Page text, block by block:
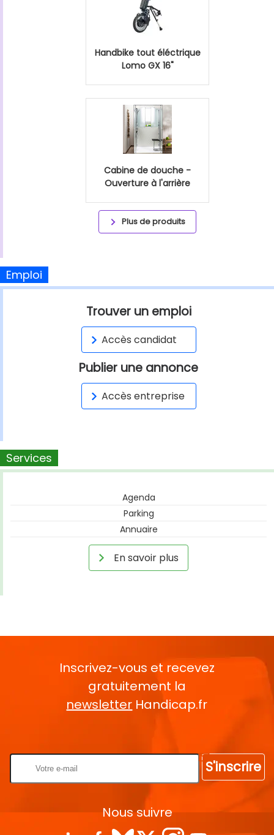
Handbike tout éléctrique
Lomo GX 16"
Cabine de douche -
Ouverture à l'arrière
Plus de produits
Emploi
Trouver un emploi
Accès candidat
Publier une annonce
Accès entreprise
Services
Agenda
Parking
Annuaire
En savoir plus
Inscrivez-vous et recevez
gratuitement la
newsletter Handicap.fr
S'inscrire
Nous suivre